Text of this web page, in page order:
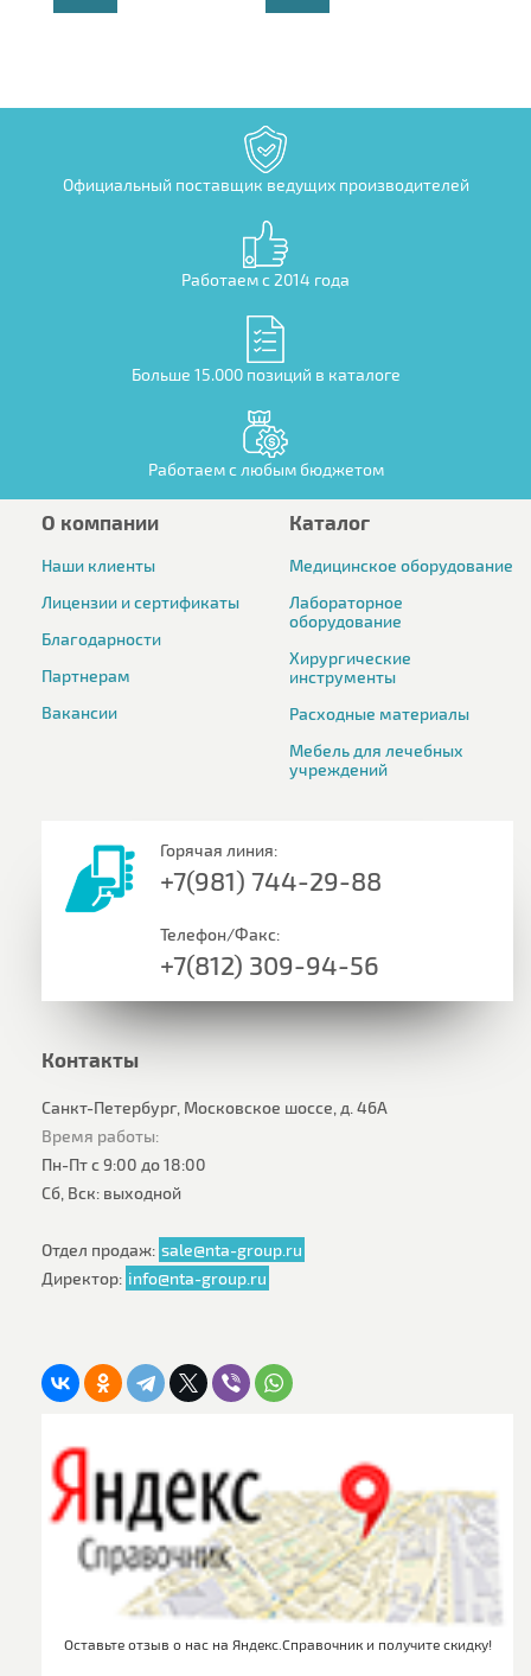
Официальный поставщик ведущих производителей
Работаем с 2014 года
Больше 15.000 позиций в каталоге
Работаем с любым бюджетом
О компании
Наши клиенты
Лицензии и сертификаты
Благодарности
Партнерам
Вакансии
Каталог
Медицинское оборудование
Лабораторное
оборудование
Хирургические
инструменты
Расходные материалы
Мебель для лечебных
учреждений
Горячая линия:
+7(981) 744-29-88
Телефон/Факс:
+7(812) 309-94-56
Контакты
Санкт-Петербург, Московское шоссе, д. 46А
Время работы:
Пн-Пт с 9:00 до 18:00
Сб, Вск: выходной
Отдел продаж: sale@nta-group.ru
Директор: info@nta-group.ru
Оставьте отзыв о нас на Яндекс.Справочник и получите скидку!